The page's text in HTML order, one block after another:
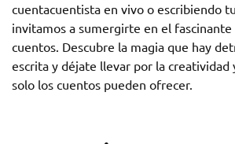
cuentacuentista en vivo o escribiendo
invitamos a sumergirte en el
cuentos. Descubre la magia que hay
escrita y déjate llevar por la creatividad
solo los cuentos pueden ofrecer.